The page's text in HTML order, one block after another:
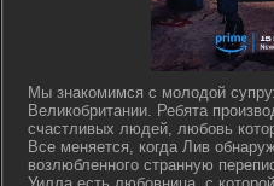
Мы знакомимся с молодой
Великобритании. Ребята
счастливых людей, любовь
Все меняется, когда Лив
возлюбленного странную